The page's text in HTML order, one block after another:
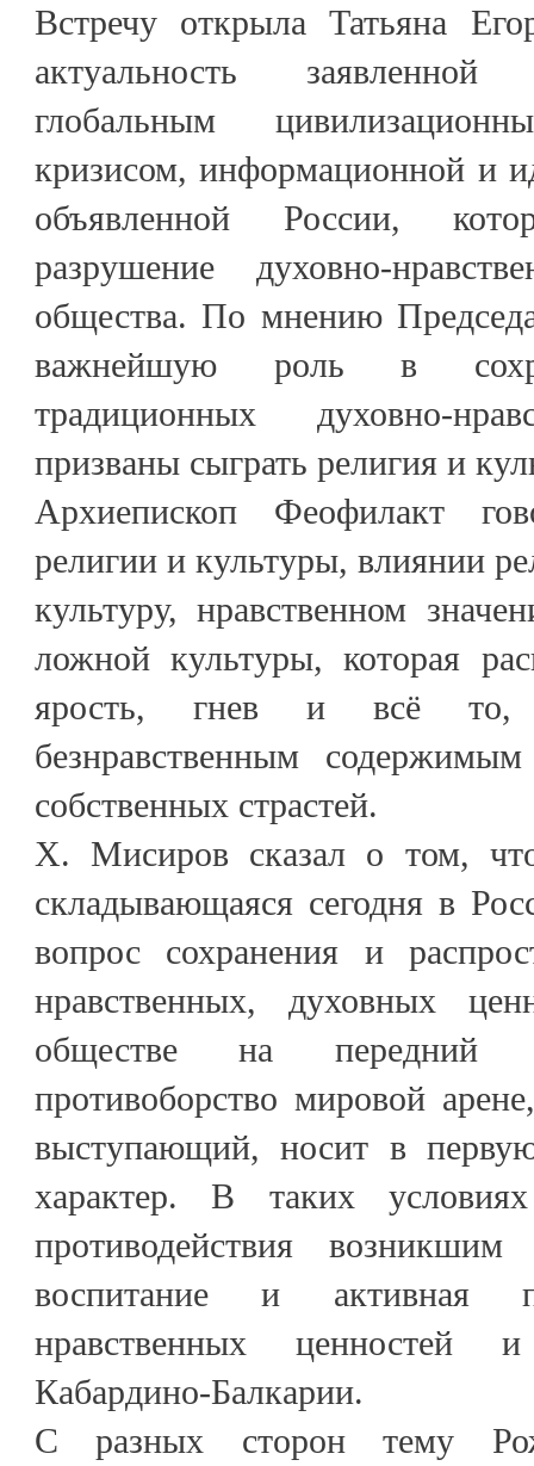
Встречу открыла Татьяна
актуальность
глобальным
кризисом, информационной и
объявленной России,
разрушение духовно-
общества. По мнению
важнейшую роль в
традиционных духовно-
призваны сыграть религия и
Архиепископ Феофилакт
религии и культуры, влиянии
культуру, нравственном
ложной культуры, которая
ярость, гнев и всё то,
безнравственным
собственных страстей.
Х. Мисиров сказал о том,
складывающаяся сегодня в
вопрос сохранения и
нравственных, духовных
обществе на передний
противоборство мировой
выступающий, носит в
характер. В таких
противодействия возникшим
воспитание и активная
нравственных ценностей
Кабардино-Балкарии.
С разных сторон тему